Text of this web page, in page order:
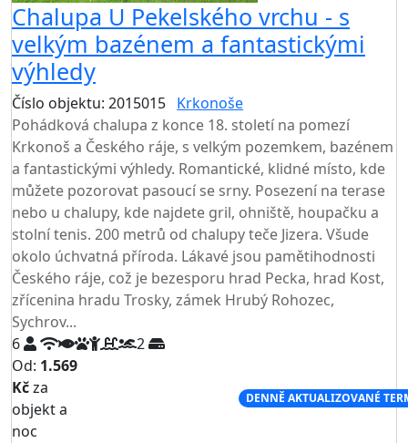
Chalupa U Pekelského vrchu - s
velkým bazénem a fantastickými
výhledy
Číslo objektu: 2015015 Krkonoše
Pohádková chalupa z konce 18. století na pomezí
Krkonoš a Českého ráje, s velkým pozemkem, bazénem
a fantastickými výhledy. Romantické, klidné místo, kde
můžete pozorovat pasoucí se srny. Posezení na terase
nebo u chalupy, kde najdete gril, ohniště, houpačku a
stolní tenis. 200 metrů od chalupy teče Jizera. Všude
okolo úchvatná příroda. Lákavé jsou pamětihodnosti
Českého ráje, což je bezesporu hrad Pecka, hrad Kost,
zřícenina hradu Trosky, zámek Hrubý Rohozec,
Sychrov...
6
2
Od: 1.569
Kčza
objekt a
noc
DENNĚ AKTUALIZOVANÉ